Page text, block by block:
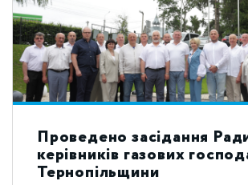
Проведено засідання
керівників газових
Тернопільщини